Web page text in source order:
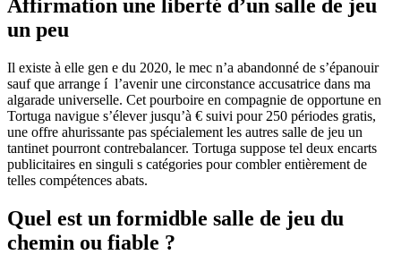
Affirmation une liberté d’un salle de jeu
un peu
Il existe à elle gen e du 2020, le mec n’a abandonné de s’épanouir
sauf que arrange í l’avenir une circonstance accusatrice dans ma
algarade universelle. Cet pourboire en compagnie de opportune en
Tortuga navigue s’élever jusqu’à € suivi pour 250 périodes gratis,
une offre ahurissante pas spécialement les autres salle de jeu un
tantinet pourront contrebalancer. Tortuga suppose tel deux encarts
publicitaires en singuli s catégories pour combler entièrement de
telles compétences abats.
Quel est un formidble salle de jeu du
chemin ou fiable ?